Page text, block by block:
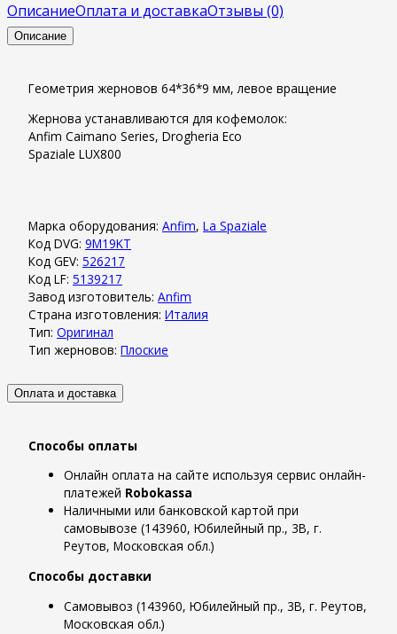
ОписаниеОплата и доставкаОтзывы (0)
Описание
Геометрия жерновов 64*36*9 мм, левое вращение
Жернова устанавливаются для кофемолок:
Anfim Caimano Series, Drogheria Eco
Spaziale LUX800
Марка оборудования: Anfim, La Spaziale
Код DVG: 9M19KT
Код GEV: 526217
Код LF: 5139217
Завод изготовитель: Anfim
Страна изготовления: Италия
Тип: Оригинал
Тип жерновов: Плоские
Оплата и доставка
Способы оплаты
Онлайн оплата на сайте используя сервис онлайн-
платежей Robokassa
Наличными или банковской картой при
самовывозе (143960, Юбилейный пр., 3В, г.
Реутов, Московская обл.)
Способы доставки
Самовывоз (143960, Юбилейный пр., 3В, г. Реутов,
Московская обл.)